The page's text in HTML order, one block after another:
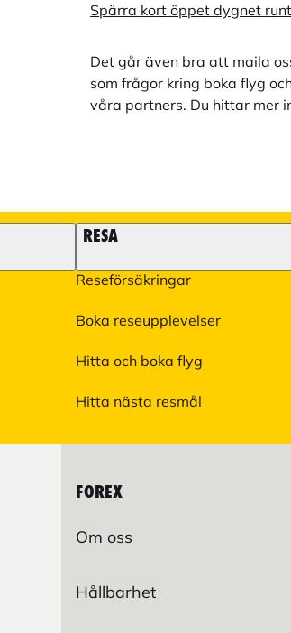
Spärra kort öppet dygnet runt
Det går även bra att maila
som frågor kring boka flyg
våra partners. Du hittar mer
RESA
Reseförsäkringar
Boka reseupplevelser
Hitta och boka flyg
Hitta nästa resmål
FOREX
Om oss
Hållbarhet